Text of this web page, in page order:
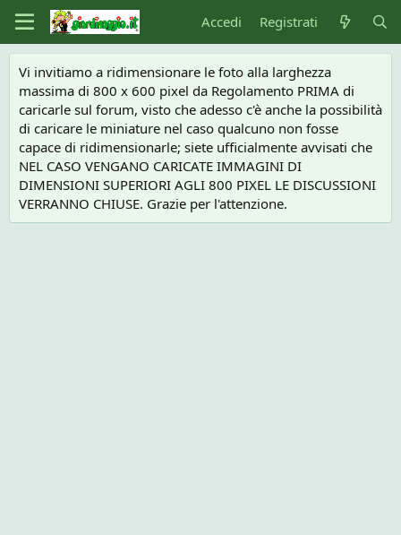
Accedi Registrati
Vi invitiamo a ridimensionare le foto alla larghezza
massima di 800 x 600 pixel da Regolamento PRIMA di
caricarle sul forum, visto che adesso c'è anche la possibilità
di caricare le miniature nel caso qualcuno non fosse
capace di ridimensionarle; siete ufficialmente avvisati che
NEL CASO VENGANO CARICATE IMMAGINI DI
DIMENSIONI SUPERIORI AGLI 800 PIXEL LE DISCUSSIONI
VERRANNO CHIUSE. Grazie per l'attenzione.